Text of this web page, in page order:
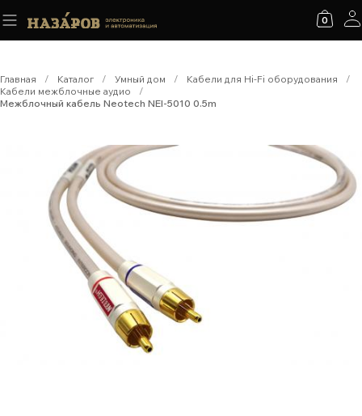
0
Главная / Каталог / Умный дом / Кабели для Hi-Fi оборудования
/
Кабели межблочные аудио
/
Межблочный кабель Neotech NEI-5010 0.5m